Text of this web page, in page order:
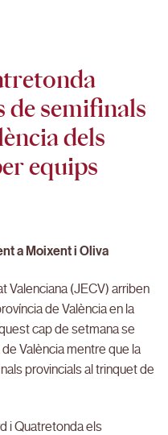
de semifinals
dels
equips
a Moixent i Oliva
Valenciana (JECV) arriben
de València en la
cap de setmana se
València mentre que la
provincials al trinquet de
i Quatretonda els